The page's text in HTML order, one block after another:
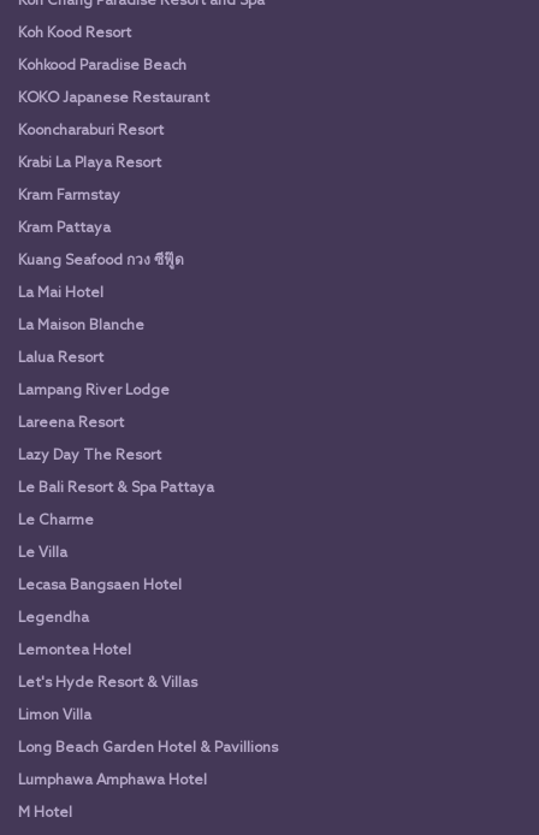
Koh Kood Resort
Kohkood Paradise Beach
KOKO Japanese Restaurant
Kooncharaburi Resort
Krabi La Playa Resort
Kram Farmstay
Kram Pattaya
Kuang Seafood กวง ซีฟู๊ด
La Mai Hotel
La Maison Blanche
Lalua Resort
Lampang River Lodge
Lareena Resort
Lazy Day The Resort
Le Bali Resort & Spa Pattaya
Le Charme
Le Villa
Lecasa Bangsaen Hotel
Legendha
Lemontea Hotel
Let's Hyde Resort & Villas
Limon Villa
Long Beach Garden Hotel & Pavillions
Lumphawa Amphawa Hotel
M Hotel